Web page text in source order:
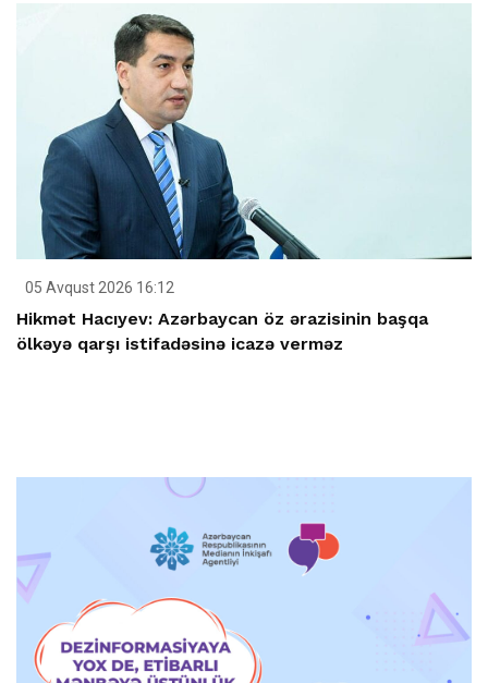
05 Avqust 2026 16:12
Hikmət Hacıyev: Azərbaycan öz ərazisinin başqa
ölkəyə qarşı istifadəsinə icazə verməz